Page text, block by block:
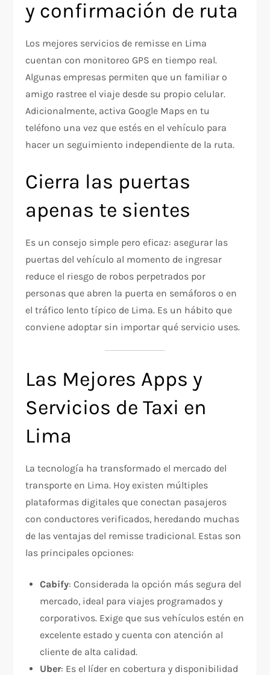
y confirmación de ruta
Los mejores servicios de remisse en Lima
cuentan con monitoreo GPS en tiempo real.
Algunas empresas permiten que un familiar o
amigo rastree el viaje desde su propio celular.
Adicionalmente, activa Google Maps en tu
teléfono una vez que estés en el vehículo para
hacer un seguimiento independiente de la ruta.
Cierra las puertas
apenas te sientes
Es un consejo simple pero eficaz: asegurar las
puertas del vehículo al momento de ingresar
reduce el riesgo de robos perpetrados por
personas que abren la puerta en semáforos o en
el tráfico lento típico de Lima. Es un hábito que
conviene adoptar sin importar qué servicio uses.​
Las Mejores Apps y
Servicios de Taxi en
Lima
La tecnología ha transformado el mercado del
transporte en Lima. Hoy existen múltiples
plataformas digitales que conectan pasajeros
con conductores verificados, heredando muchas
de las ventajas del remisse tradicional. Estas son
las principales opciones:
Cabify: Considerada la opción más segura del
mercado, ideal para viajes programados y
corporativos. Exige que sus vehículos estén en
excelente estado y cuenta con atención al
cliente de alta calidad.​
Uber: Es el líder en cobertura y disponibilidad